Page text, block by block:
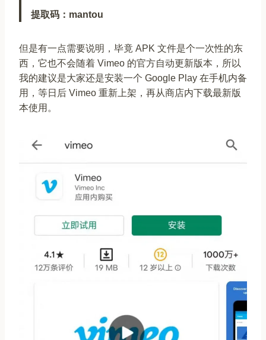
提取码：mantou
但是有一点需要说明，毕竟 APK 文件是个一次性的东
西，它也不会随着 Vimeo 的官方自动更新版本，所以
我的建议是大家还是安装一个 Google Play 在手机内备
用，等日后 Vimeo 重新上架，再从商店内下载最新版
本使用。